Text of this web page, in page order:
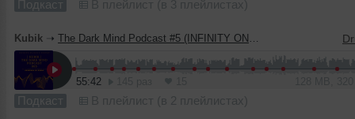
Подкаст В плейлист (в 3 плейлистах)
Kubik ➝ The Dark Mind Podcast #5 (INFINITY ON MUSIC PODCAST)
55:42
Подкаст В плейлист (в 2 плейлистах)